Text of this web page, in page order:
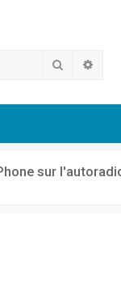
Rechercher
sur